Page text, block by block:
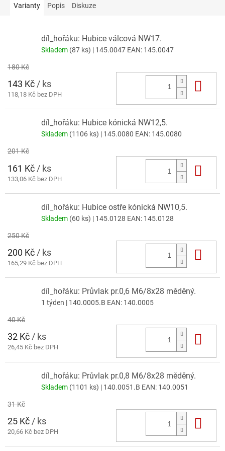
Varianty Popis Diskuze
díl_hořáku: Hubice válcová NW17.
Skladem (87 ks) | 145.0047 EAN: 145.0047
180 Kč
143 Kč / ks
118,18 Kč bez DPH
díl_hořáku: Hubice kónická NW12,5.
Skladem (1106 ks) | 145.0080 EAN: 145.0080
201 Kč
161 Kč / ks
133,06 Kč bez DPH
díl_hořáku: Hubice ostře kónická NW10,5.
Skladem (60 ks) | 145.0128 EAN: 145.0128
250 Kč
200 Kč / ks
165,29 Kč bez DPH
díl_hořáku: Průvlak pr.0,6 M6/8x28 měděný.
1 týden | 140.0005.B EAN: 140.0005
40 Kč
32 Kč/ ks
26,45 Kč bez DPH
díl_hořáku: Průvlak pr.0,8 M6/8x28 měděný.
Skladem (1101 ks) | 140.0051.B EAN: 140.0051
31 Kč
25 Kč / ks
20,66 Kč bez DPH